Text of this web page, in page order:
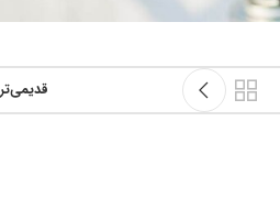
قدیمی‌تر